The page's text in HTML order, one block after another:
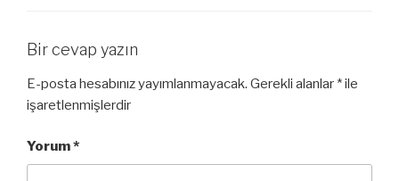
Bir cevap yazın
E-posta hesabınız yayımlanmayacak. Gerekli alanlar *ile
işaretlenmişlerdir
Yorum*